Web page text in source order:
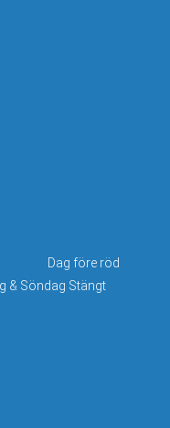
före röd
Stängt